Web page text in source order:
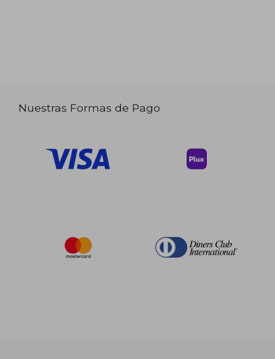
Nuestras Formas de Pago